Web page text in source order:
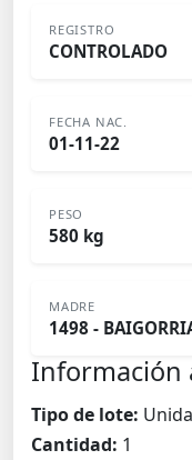
REGISTRO
CONTROLADO
FECHA NAC.
01-11-22
PESO
580 kg
MADRE
1498 -
Información
Tipo de lote:
Cantidad: 1